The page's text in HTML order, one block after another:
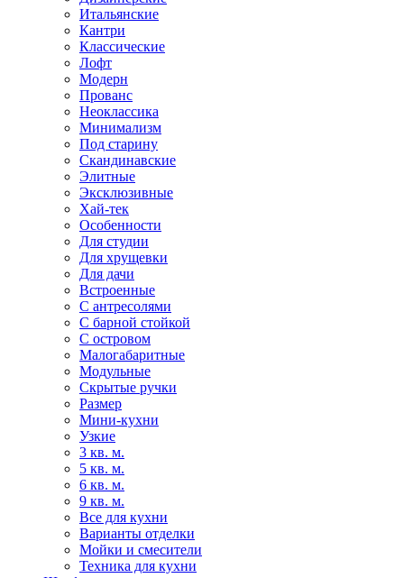
Итальянские
Кантри
Классические
Лофт
Модерн
Прованс
Неоклассика
Минимализм
Под старину
Скандинавские
Элитные
Эксклюзивные
Хай-тек
Особенности
Для студии
Для хрущевки
Для дачи
Встроенные
С антресолями
С барной стойкой
С островом
Малогабаритные
Модульные
Скрытые ручки
Размер
Мини-кухни
Узкие
3 кв. м.
5 кв. м.
6 кв. м.
9 кв. м.
Все для кухни
Варианты отделки
Мойки и смесители
Техника для кухни